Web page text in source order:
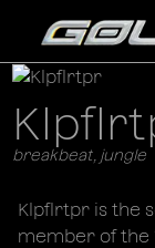
breakbeat, jungle
Klpflrtpr is the
member of the